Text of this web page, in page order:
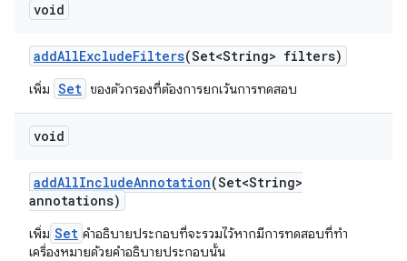
void
addAllExcludeFilters(Set<String> filters)
เพิ่ม Set ของตัวกรองที่ต้องการยกเว้นการทดสอบ
void
addAllIncludeAnnotation(Set<String>
annotations)
เพิ่ม Set คำอธิบายประกอบที่จะรวมไว้หากมีการทดสอบที่ทำ
เครื่องหมายด้วยคำอธิบายประกอบนั้น